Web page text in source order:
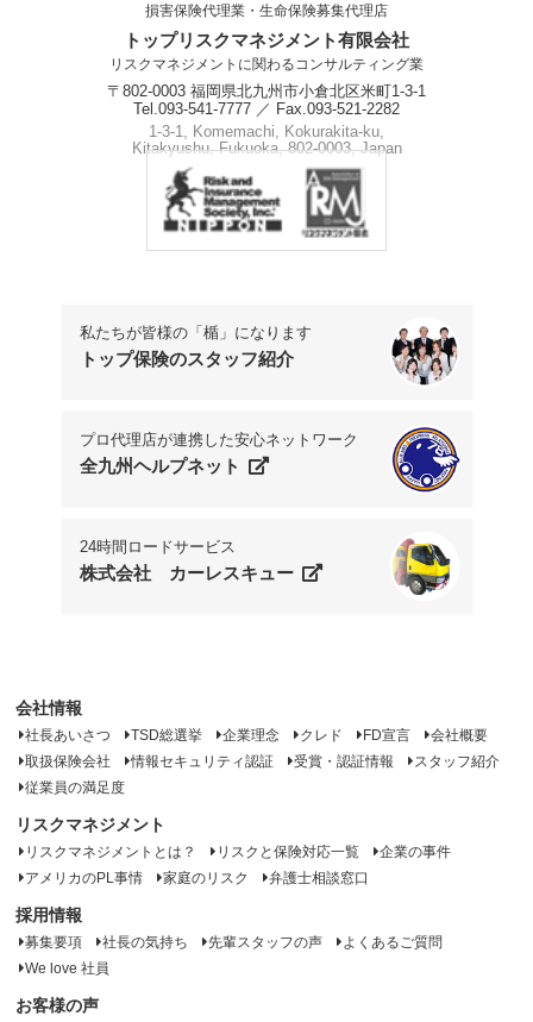
損害保険代理業・生命保険募集代理店
トップリスクマネジメント有限会社
リスクマネジメントに関わるコンサルティング業
〒802-0003 福岡県北九州市小倉北区米町1-3-1
Tel.093-541-7777 ／ Fax.093-521-2282
1-3-1, Komemachi, Kokurakita-ku,
Kitakyushu, Fukuoka, 802-0003, Japan
Phone.+81-93-541-7777
私たちが皆様の「楯」になります
トップ保険のスタッフ紹介
プロ代理店が連携した安心ネットワーク
全九州ヘルプネット
24時間ロードサービス
株式会社 カーレスキュー
会社情報
社長あいさつ TSD総選挙 企業理念 クレド FD宣言
会社概要
取扱保険会社
情報セキュリティ認証 受賞・認証情報
スタッフ紹介
従業員の満足度
リスクマネジメント
リスクマネジメントとは？ リスクと保険対応一覧
企業の事件
アメリカのPL事情
家庭のリスク 弁護士相談窓口
採用情報
募集要項 社長の気持ち 先輩スタッフの声
よくあるご質問
We love 社員
お客様の声